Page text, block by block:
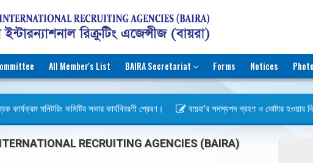
All Member's List BAIRA Secretariat Forms Notices
মনিটরিং কমিটির সভার কার্যবিবরণী প্রেরণ। বায়রা’র সদস্যপদ গ্রহণ ও ভোটার হওয়ার
RECRUITING AGENCIES (BAIRA)